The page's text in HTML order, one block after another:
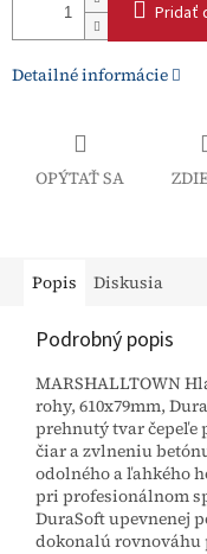
Pridať
Detailné informácie
OPÝTAŤ SA
Popis Diskusia
Podrobný popis
MARSHALLTOWN
rohy, 610x79mm,
prehnutý tvar čepeľe
čiar a zvlneniu
odolného a ľahkého
pri profesionálnom
DuraSoft upevnenej
dokonalú